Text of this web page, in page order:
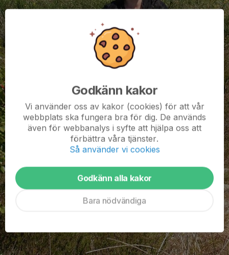
Godkänn kakor
Vi använder oss av kakor (cookies) för att vår
webbplats ska fungera bra för dig. De används
även för webbanalys i syfte att hjälpa oss att
förbättra våra tjänster.
Så använder vi cookies
Godkänn alla kakor
Bara nödvändiga